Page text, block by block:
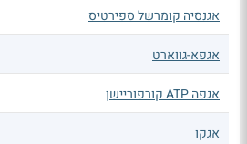
אגנסיה קומרשל ספירטיס
אגפא-גווארט
אגפה ATP קורפוריישן
אגקו